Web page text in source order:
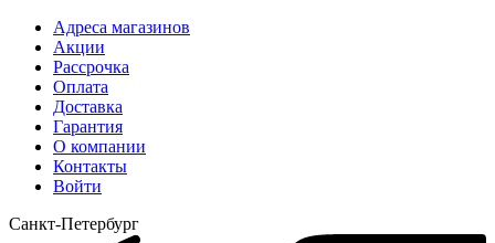
Адреса магазинов
Акции
Рассрочка
Оплата
Доставка
Гарантия
О компании
Контакты
Войти
Санкт-Петербург